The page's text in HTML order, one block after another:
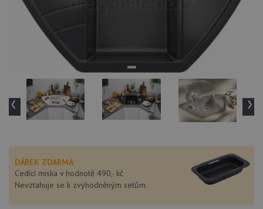
‹ ›
DÁREK ZDARMA
Cedící miska v hodnotě 490,- kč
Nevztahuje se k zvýhodněným setům.